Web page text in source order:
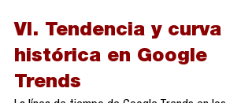
VI. Tendencia y curva
histórica en Google
Trends